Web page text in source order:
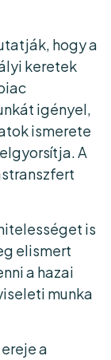
hogy a
keretek
igényel,
ismerete
A
is
elismert
a hazai
munka
a